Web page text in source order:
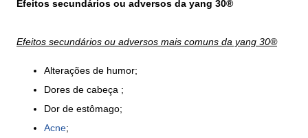
Efeitos secundários ou adversos da yang 30®
Efeitos secundários ou adversos mais comuns da yang 30®
Alterações de humor;
Dores de cabeça ;
Dor de estômago;
Acne;